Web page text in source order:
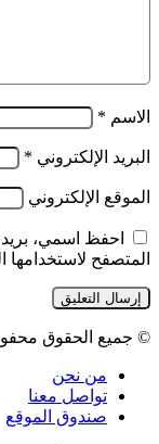
الاسم *
البريد الإلكتروني *
الموقع الإلكتروني
احفظ اسمي،
المتصفح لاستخدامها
© جميع الحقوق
من نحن
تواصل معنا
صندوق الموقع